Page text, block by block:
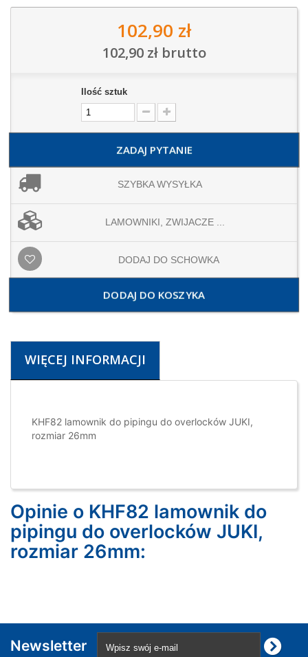
102,90 zł
102,90 złbrutto
Ilość sztuk
ZADAJ PYTANIE
SZYBKA WYSYŁKA
LAMOWNIKI, ZWIJACZE ...
DODAJ DO SCHOWKA
DODAJ DO KOSZYKA
WIĘCEJ INFORMACJI
KHF82 lamownik do pipingu do overlocków JUKI,
rozmiar 26mm
Opinie o KHF82 lamownik do
pipingu do overlocków JUKI,
rozmiar 26mm:
Newsletter